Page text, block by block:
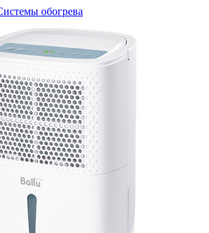
обогрева